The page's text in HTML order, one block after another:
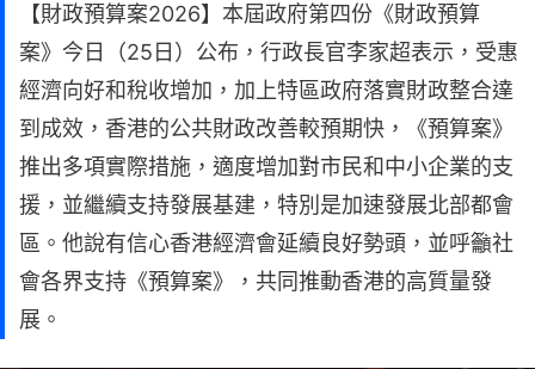
【財政預算案2026】本屆政府第四份《財政預算
案》今日（25日）公布，行政長官李家超表示，受惠
經濟向好和稅收增加，加上特區政府落實財政整合達
到成效，香港的公共財政改善較預期快，《預算案》
推出多項實際措施，適度增加對市民和中小企業的支
援，並繼續支持發展基建，特別是加速發展北部都會
區。他說有信心香港經濟會延續良好勢頭，並呼籲社
會各界支持《預算案》，共同推動香港的高質量發
展。